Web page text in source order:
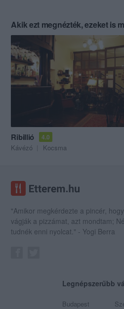
Akik ezt megnézték, ezeket is
Ribillió 4.0
Kávézó Kocsma
"Amikor megkérdezte a pincér,
vágják a pizzámat, azt mondtam;
tudnék enni nyolcat." - Yogi Berra
Legnépszerűbb
Budapest